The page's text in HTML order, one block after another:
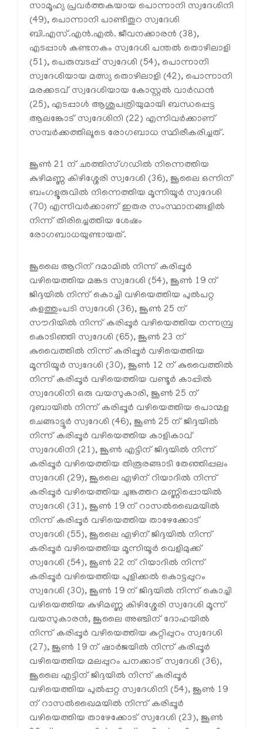
സാമൂഹ്യ പ്രവര്‍ത്തകയായ പൊന്നാനി സ്വദേശിനി
(49), പൊന്നാനി പാണ്ടിതുറ സ്വദേശി
ബി.എസ്.എന്‍.എല്‍. ജീവനക്കാരന്‍ (38),
എടപ്പാള്‍ കണ്ടനകം സ്വദേശി പന്തല്‍ തൊഴിലാളി
(51), പെരുമ്പടപ്പ് സ്വദേശി (54), പൊന്നാനി
സ്വദേശിയായ മത്സ്യ തൊഴിലാളി (42), പൊന്നാനി
മരക്കടവ് സ്വദേശിയായ കോസ്റ്റല്‍ വാര്‍ഡന്‍
(25), എടപ്പാള്‍ ആശുപത്രിയുമായി ബന്ധപ്പെട്ട
ആലങ്കോട് സ്വദേശിനി (22) എന്നിവര്‍ക്കാണ്
സമ്പര്‍ക്കത്തിലൂടെ രോഗബാധ സ്ഥിരീകരിച്ചത്.
ജൂണ്‍ 21 ന് ഛത്തിസ്ഗഡില്‍ നിന്നെത്തിയ
കുഴിമണ്ണ കിഴിശ്ശേരി സ്വദേശി (36), ജൂലൈ ഒന്നിന്
ബംഗളൂരുവില്‍ നിന്നെത്തിയ മൂന്നിയൂര്‍ സ്വദേശി
(70) എന്നിവര്‍ക്കാണ് ഇതര സംസ്ഥാനങ്ങളില്‍
നിന്ന് തിരിച്ചെത്തിയ ശേഷം
രോഗബാധയുണ്ടായത്.
ജൂലൈ ആറിന് ദമാമില്‍ നിന്ന് കരിപ്പൂര്‍
വഴിയെത്തിയ മങ്കട സ്വദേശി (54), ജൂണ്‍ 19 ന്
ജിദ്ദയില്‍ നിന്ന് കൊച്ചി വഴിയെത്തിയ പുല്‍പറ്റ
കളത്തുംപടി സ്വദേശി (36), ജൂണ്‍ 25 ന്
സൗദിയില്‍ നിന്ന് കരിപ്പൂര്‍ വഴിയെത്തിയ നന്നമ്പ്ര
കൊടിഞ്ഞി സ്വദേശി (65), ജൂണ്‍ 23 ന്
കുവൈത്തില്‍ നിന്ന് കരിപ്പൂര്‍ വഴിയെത്തിയ
മൂന്നിയൂര്‍ സ്വദേശി (30), ജൂണ്‍ 12 ന് കുവൈത്തില്‍
നിന്ന് കരിപ്പൂര്‍ വഴിയെത്തിയ വണ്ടൂര്‍ കാപ്പില്‍
സ്വദേശിനി ഒരു വയസുകാരി, ജൂണ്‍ 25 ന്
ദുബായില്‍ നിന്ന് കരിപ്പൂര്‍ വഴിയെത്തിയ പൊന്മള
ചെങ്ങാട്ടൂര്‍ സ്വദേശി (46), ജൂണ്‍ 25 ന് ജിദ്ദയില്‍
നിന്ന് കരിപ്പൂര്‍ വഴിയെത്തിയ കാളികാവ്
സ്വദേശിനി (21), ജൂണ്‍ എട്ടിന് ജിദ്ദയില്‍ നിന്ന്
കരിപ്പൂര്‍ വഴിയെത്തിയ തിരൂരങ്ങാടി തേഞ്ഞിപ്പലം
സ്വദേശി (29), ജൂലൈ ഏഴിന് റിയാദില്‍ നിന്ന്
കരിപ്പൂര്‍ വഴിയെത്തിയ ചുങ്കത്തറ മണ്ണിപ്പൊയില്‍
സ്വദേശി (31), ജൂണ്‍ 19 ന് റാസല്‍ഖൈമയില്‍
നിന്ന് കരിപ്പൂര്‍ വഴിയെത്തിയ താഴേക്കോട്
സ്വദേശി (55), ജൂലൈ ഏഴിന് ജിദ്ദയില്‍ നിന്ന്
കരിപ്പൂര്‍ വഴിയെത്തിയ മൂന്നിയൂര്‍ വെളിമുക്ക്
സ്വദേശി (54), ജൂണ്‍ 22 ന് റിയാദില്‍ നിന്ന്
കരിപ്പൂര്‍ വഴിയെത്തിയ പുളിക്കല്‍ കൊട്ടപ്പുറം
സ്വദേശി (30), ജൂണ്‍ 19 ന് ജിദ്ദയില്‍ നിന്ന് കൊച്ചി
വഴിയെത്തിയ കുഴിമണ്ണ കിഴിശ്ശേരി സ്വദേശി മൂന്ന്
വയസുകാരന്‍, ജൂലൈ അഞ്ചിന് ദോഹയില്‍
നിന്ന് കരിപ്പൂര്‍ വഴിയെത്തിയ കുറ്റിപ്പുറം സ്വദേശി
(27), ജൂണ്‍ 19 ന് ഷാര്‍ജയില്‍ നിന്ന് കരിപ്പൂര്‍
വഴിയെത്തിയ മലപ്പുറം പനക്കാട് സ്വദേശി (36),
ജൂലൈ എട്ടിന് ജിദ്ദയില്‍ നിന്ന് കരിപ്പൂര്‍
വഴിയെത്തിയ പുല്‍പ്പറ്റ സ്വദേശിനി (54), ജൂണ്‍ 19
ന് റാസല്‍ഖൈമയില്‍ നിന്ന് കരിപ്പൂര്‍
വഴിയെത്തിയ താഴേക്കോട് സ്വദേശി (23), ജൂണ്‍